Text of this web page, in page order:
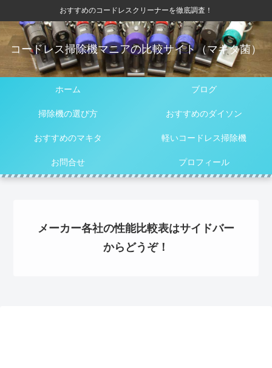
おすすめのコードレスクリーナーを徹底調査！
コードレス掃除機マニアの比較サイト（マキタ菌）
ホーム ブログ
掃除機の選び方 おすすめのダイソン
おすすめのマキタ 軽いコードレス掃除機
お問合せ プロフィール
メーカー各社の性能比較表はサイドバー
からどうぞ！